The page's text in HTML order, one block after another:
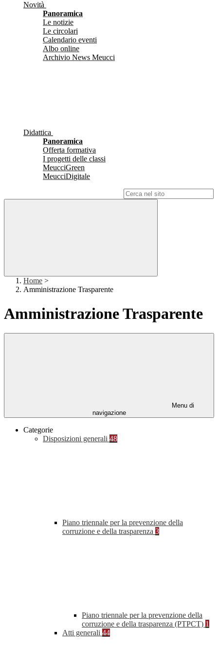
Novità
Panoramica
Le notizie
Le circolari
Calendario eventi
Albo online
Archivio News Meucci
Didattica
Panoramica
Offerta formativa
I progetti delle classi
MeucciGreen
MeucciDigitale
Home >
Amministrazione Trasparente
Amministrazione Trasparente
Menu di
navigazione
Categorie
Disposizioni generali 48
Piano triennale per la prevenzione della
corruzione e della trasparenza 3
Piano triennale per la prevenzione della
corruzione e della trasparenza (PTPCT) 1
Atti generali 44